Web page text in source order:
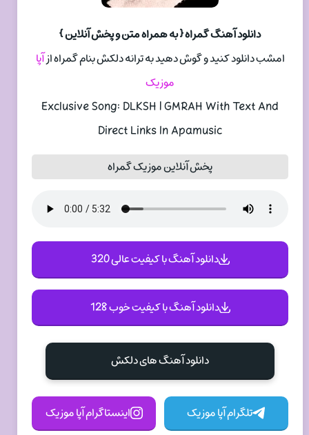
دانلود آهنگ گمراه { به همراه متن و پخش آنلاین }
امشب دانلود کنید و گوش دهید به ترانه دلکش بنام گمراه ازآپا
موزیک
Exclusive Song: DLKSH | GMRAH With Text And
Direct Links In Apamusic
پخش آنلاین موزیک گمراه
دانلود آهنگ با کیفیت عالی 320
دانلود آهنگ با کیفیت خوب 128
دانلود آهنگ های دلکش
تلگرام آپا موزیک اینستاگرام آپا موزیک